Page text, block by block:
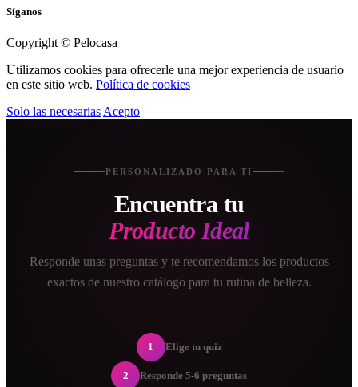
Síganos
Copyright © Pelocasa
Utilizamos cookies para ofrecerle una mejor experiencia de usuario
en este sitio web. Política de cookies
Solo las necesarias Acepto
PERSONALIZADO PARA TI
Encuentra tu
Producto Ideal
Responde unas preguntas y te recomendamos los productos
exactos de nuestro catálogo para tu rutina de belleza.
1 Elige tu quiz
2 Responde 5-6 preguntas